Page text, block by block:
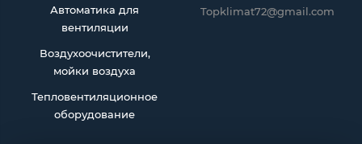
Автоматика для
вентиляции
Воздухоочистители,
мойки воздуха
Тепловентиляционное
оборудование
Topklimat72@gmail.com